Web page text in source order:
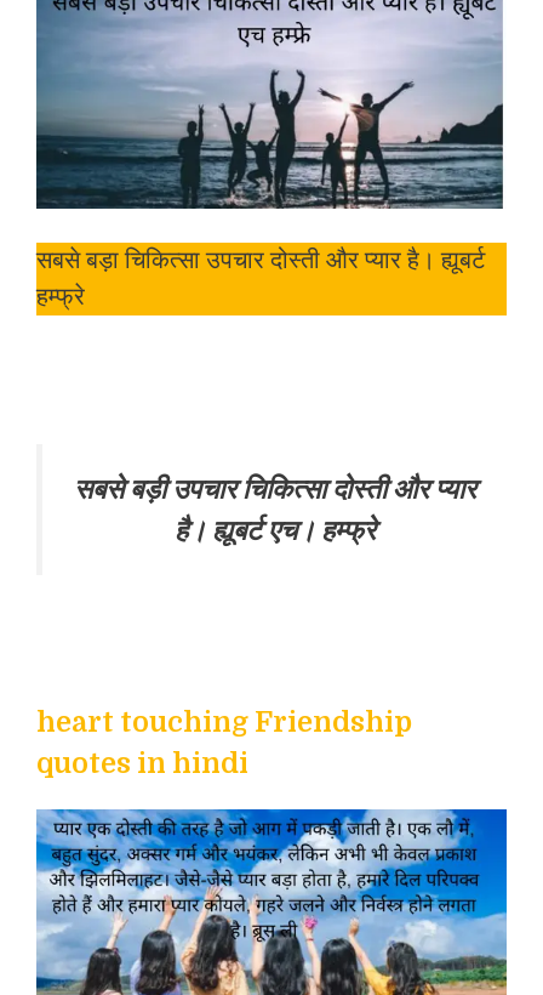
सबसे बड़ा चिकित्सा उपचार दोस्ती और प्यार है। ह्यूबर्ट
हम्फ्रे
सबसे बड़ी उपचार चिकित्सा दोस्ती और प्यार
है। ह्यूबर्ट एच। हम्फ्रे
heart touching Friendship
quotes in hindi